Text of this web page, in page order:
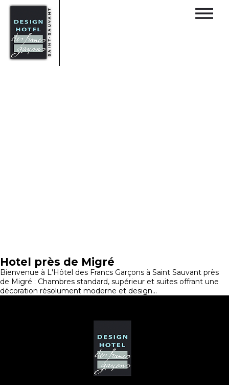
Hotel près de Migré
Bienvenue à L'Hôtel des Francs Garçons à Saint Sauvant près
de Migré : Chambres standard, supérieur et suites offrant une
décoration résolument moderne et design...